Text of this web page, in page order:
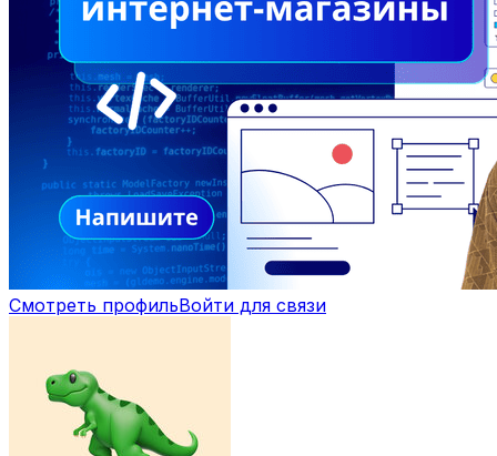
Смотреть профильВойти для связи